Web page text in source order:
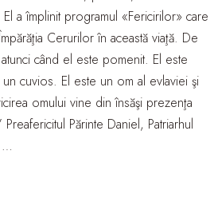
a împlinit programul «Fericirilor» care
Cerurilor în această viaţă. De
când el este pomenit. El este
cuvios. El este un om al evlaviei şi
omului vine din însăşi prezenţa
Părinte Daniel, Patriarhul
…